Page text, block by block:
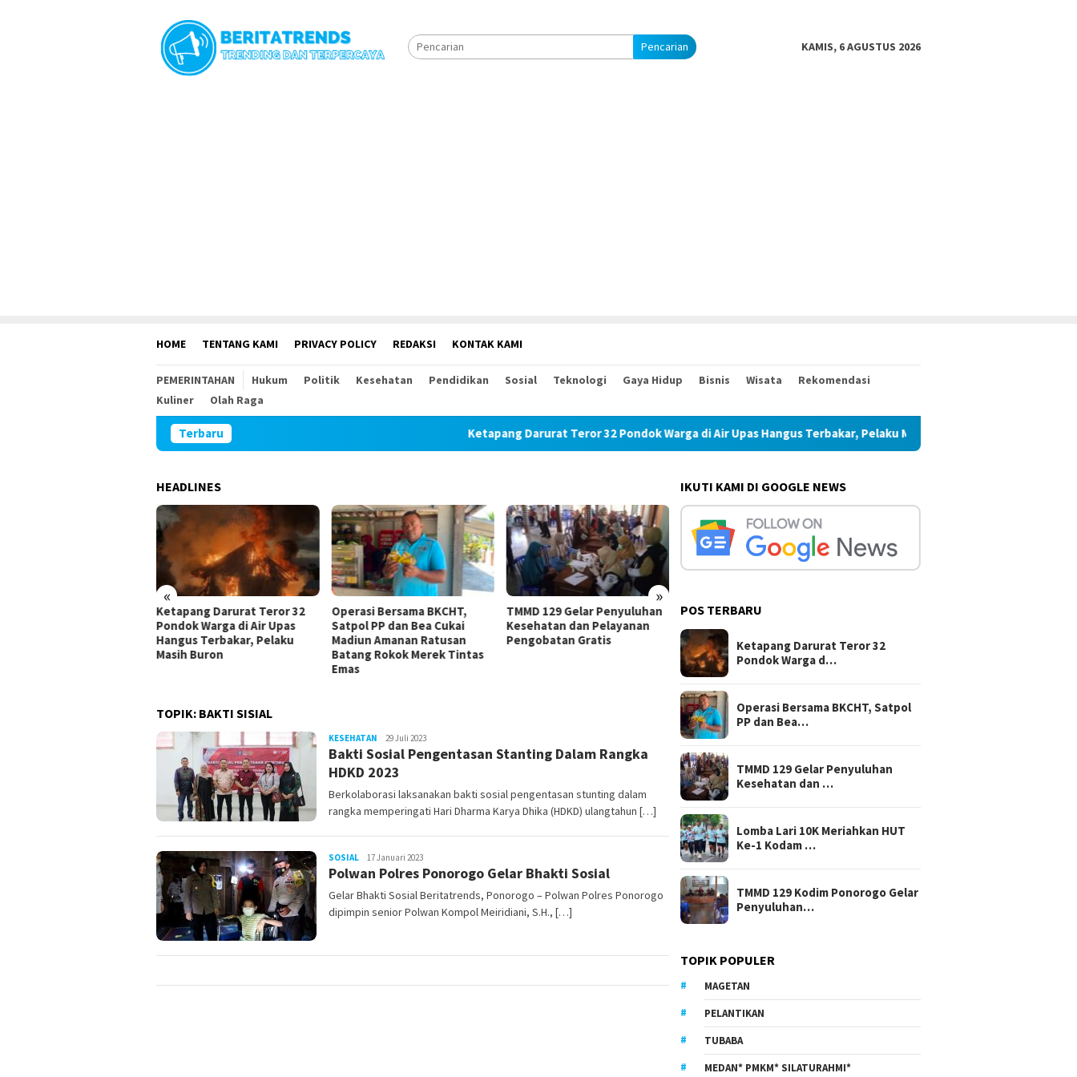
Pencarian KAMIS, 6 AGUSTUS 2026
HOME TENTANG KAMI PRIVACY POLICY REDAKSI KONTAK KAMI
PEMERINTAHAN Hukum Politik Kesehatan Pendidikan Sosial Teknologi Gaya Hidup Bisnis Wisata
Rekomendasi
Kuliner
Olah Raga
Terbaru Ketapang Darurat Teror 32 Pondok Warga di Air Upas Hangus Terbakar, Pelaku Masih Buron
HEADLINES
« »
Operasi Bersama BKCHT,
Satpol PP dan Bea Cukai
Madiun Amanan Ratusan
Batang Rokok Merek Tintas
TMMD 129 Gelar Penyuluhan
Kesehatan dan Pelayanan
Pengobatan Gratis
Lomba Lari 10K Meriahkan
HUT Ke-1 Kodam XXI/Radin
Inten
TMMD 129 Kodim Ponorogo
Gelar Penyuluhan
Lingkungan Hidup
Hangus Terbakar, Pelaku
Masih Buron
TOPIK: BAKTI SISIAL
KESEHATAN LilikAbdi
29 Juli 2023
Bakti Sosial Pengentasan Stanting Dalam Rangka
HDKD 2023
Berkolaborasi laksanakan bakti sosial pengentasan stunting dalam
rangka memperingati Hari Dharma Karya Dhika (HDKD) ulangtahun […]
SOSIAL LilikAbdi
17 Januari 2023
Polwan Polres Ponorogo Gelar Bhakti Sosial
Gelar Bhakti Sosial Beritatrends, Ponorogo – Polwan Polres Ponorogo
dipimpin senior Polwan Kompol Meiridiani, S.H., […]
IKUTI KAMI DI GOOGLE NEWS
POS TERBARU
Ketapang Darurat Teror 32
Pondok Warga d…
Operasi Bersama BKCHT, Satpol
PP dan Bea…
TMMD 129 Gelar Penyuluhan
Kesehatan dan …
Lomba Lari 10K Meriahkan HUT
Ke-1 Kodam …
TMMD 129 Kodim Ponorogo Gelar
Penyuluhan…
TOPIK POPULER
MAGETAN
PELANTIKAN
TUBABA
MEDAN* PMKM* SILATURAHMI*